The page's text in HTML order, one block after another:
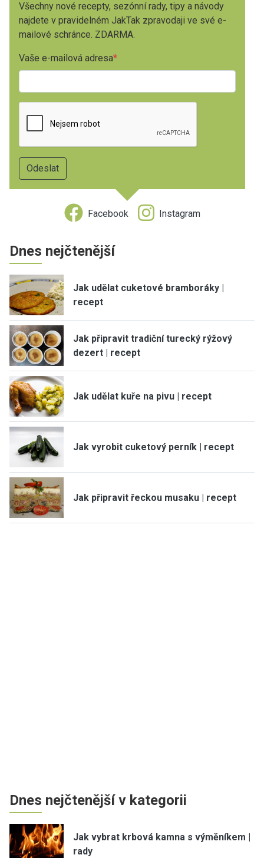
Všechny nové recepty, sezónní rady, tipy a návody
najdete v pravidelném JakTak zpravodaji ve své e-
mailové schránce. ZDARMA.
Vaše e-mailová adresa
Facebook Instagram
Dnes nejčtenější
Jak udělat cuketové bramboráky |
recept
Jak připravit tradiční turecký rýžový
dezert | recept
Jak udělat kuře na pivu | recept
Jak vyrobit cuketový perník | recept
Jak připravit řeckou musaku | recept
Dnes nejčtenější v kategorii
Jak vybrat krbová kamna s výměníkem |
rady